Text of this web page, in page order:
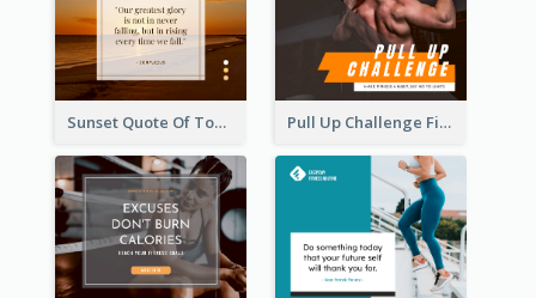
Sunset Quote Of Today Facebook Post Pull Up Challenge Fitness Facebook Post